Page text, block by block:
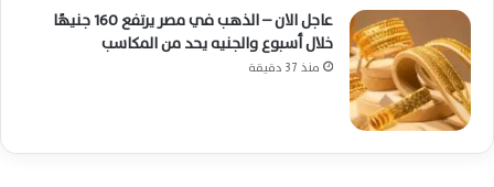
عاجل الان – الذهب في مصر يرتفع 160 جنيهًا
خلال أسبوع والجنيه يحد من المكاسب
منذ 37 دقيقة